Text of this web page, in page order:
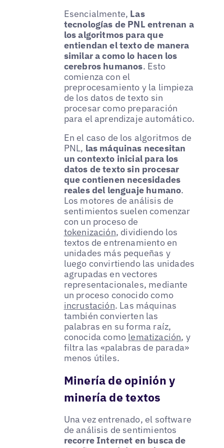
Esencialmente, Las
tecnologías de PNL entrenan a
los algoritmos para que
entiendan el texto de manera
similar a como lo hacen los
cerebros humanos. Esto
comienza con el
preprocesamiento y la limpieza
de los datos de texto sin
procesar como preparación
para el aprendizaje automático.
En el caso de los algoritmos de
PNL, las máquinas necesitan
un contexto inicial para los
datos de texto sin procesar
que contienen necesidades
reales del lenguaje humano.
Los motores de análisis de
sentimientos suelen comenzar
con un proceso de
tokenización, dividiendo los
textos de entrenamiento en
unidades más pequeñas y
luego convirtiendo las unidades
agrupadas en vectores
representacionales, mediante
un proceso conocido como
incrustación. Las máquinas
también convierten las
palabras en su forma raíz,
conocida como lematización, y
filtra las «palabras de parada»
menos útiles.
Minería de opinión y
minería de textos
Una vez entrenado, el software
de análisis de sentimientos
recorre Internet en busca de